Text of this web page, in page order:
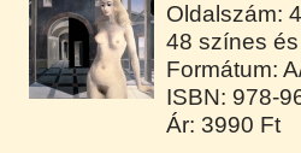
Oldalszám:
48 színes
Formátum:
ISBN: 978-
Ár: 3990 Ft